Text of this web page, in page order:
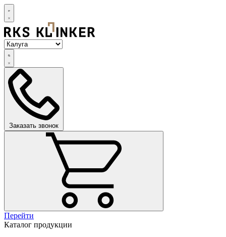
Заказать звонок
Перейти
Каталог продукции